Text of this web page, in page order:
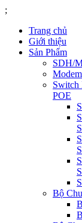
;
Trang chủ
Giới thiệu
Sản Phẩm
SDH/
Switch
POE
Bộ